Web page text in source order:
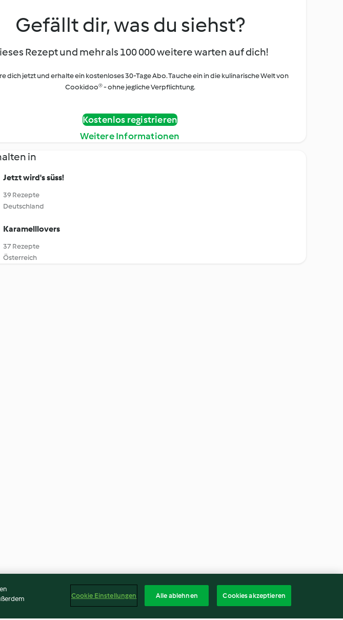
Gefällt dir, was du siehst?
Rezept und mehr als 100 000 weitere warten auf dich!
dich jetzt und erhalte ein kostenloses 30-Tage Abo. Tauche ein in die kulinarische Welt von
Cookidoo® - ohne jegliche Verpflichtung.
Kostenlos registrieren
Weitere Informationen
in
Jetzt wird's süss!
39 Rezepte
Deutschland
Karamelllovers
37 Rezepte
Österreich
Cookie Einstellungen Alle ablehnen Cookies akzeptieren